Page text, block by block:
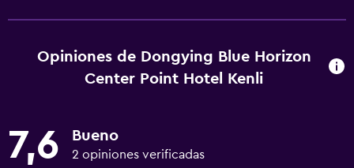
Opiniones de Dongying Blue Horizon
Center Point Hotel Kenli
7,6 Bueno
2 opiniones verificadas